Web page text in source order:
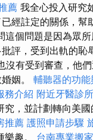
薦 我全心投入研究
經註定的關係，幫
這個問題是因為眾
評，受到出軌的恥
沒有受到審查，他
姻。 輔聽器的功能
務介紹 附近牙醫診
，並計劃轉向美
推薦 護照申請步驟
趣。 台南專業搬